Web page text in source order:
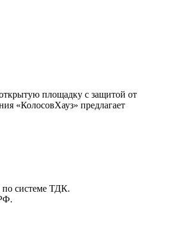
площадку с защитой от
«КолосовХауз» предлагает
по системе ТДК.